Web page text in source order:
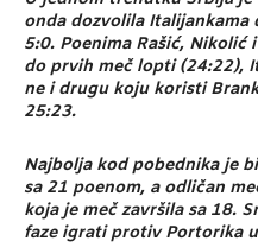
onda dozvolila Italijankama
5:0. Poenima Rašić,
do prvih meč lopti (24:22),
ne i drugu koju koristi
25:23.
Najbolja kod pobednika je
sa 21 poenom, a odličan
koja je meč završila sa 18.
faze igrati protiv Portorika